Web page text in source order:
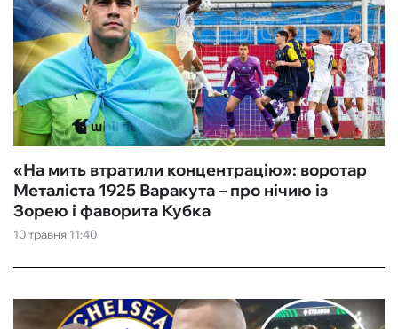
10 травня 11:40
«На мить втратили концентрацію»: воротар
Металіста 1925 Варакута – про нічию із
Зорею і фаворита Кубка